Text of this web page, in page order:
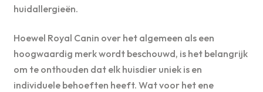
huidallergieën.
Hoewel Royal Canin over het algemeen als een
hoogwaardig merk wordt beschouwd, is het belangrijk
om te onthouden dat elk huisdier uniek is en
individuele behoeften heeft. Wat voor het ene